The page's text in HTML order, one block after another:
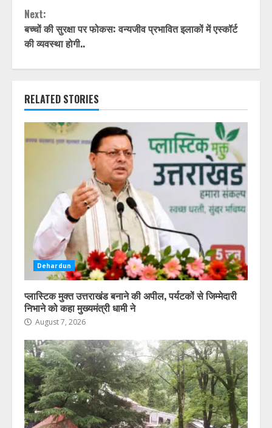
Next:
बच्चों की सुरक्षा पर फोकस: वन्यजीव प्रभावित इलाकों में एस्कॉर्ट
की व्यवस्था होगी..
RELATED STORIES
Dehardun
प्लास्टिक मुक्त उत्तराखंड बनाने की अपील, पर्यटकों से जिम्मेदारी
निभाने को कहा मुख्यमंत्री धामी ने
August 7, 2026